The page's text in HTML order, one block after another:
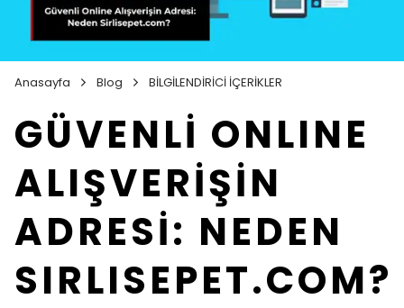
Anasayfa Blog BİLGİLENDİRİCİ İÇERİKLER
GÜVENLİ ONLINE
ALIŞVERİŞİN
ADRESİ: NEDEN
SIRLISEPET.COM?